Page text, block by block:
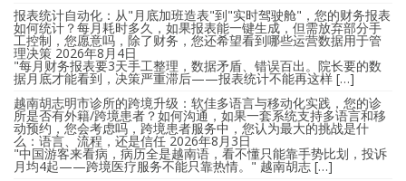
报表统计自动化：从"月底加班造表"到"实时驾驶舱"，您的财务报表
如何统计？每月耗时多久，如果报表能一键生成，但需放弃部分手
工控制，您愿意吗，除了财务，您还希望看到哪些运营数据用于管
理决策 2026年8月4日
"每月财务报表要3天手工整理，数据矛盾、错误百出。院长要的数
据月底才能看到，决策严重滞后——报表统计不能再这样 […]
越南胡志明市诊所的跨境升级：软佳多语言与移动化实践，您的诊
所是否有外籍/跨境患者？如何沟通，如果一套系统支持多语言和移
动预约，您会考虑吗，跨境患者服务中，您认为最大的挑战是什
么：语言、流程，还是信任 2026年8月3日
"中国游客来看病，病历全是越南语，看不懂只能靠手势比划，投诉
月均4起——跨境医疗服务不能只靠热情。" 越南胡志 […]